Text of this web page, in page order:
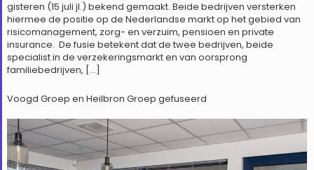
gisteren (15 juli jl.) bekend gemaakt. Beide bedrijven versterken
hiermee de positie op de Nederlandse markt op het gebied van
risicomanagement, zorg- en verzuim, pensioen en private
insurance. De fusie betekent dat de twee bedrijven, beide
specialist in de verzekeringsmarkt en van oorsprong
familiebedrijven, […]
Voogd Groep en Heilbron Groep gefuseerd